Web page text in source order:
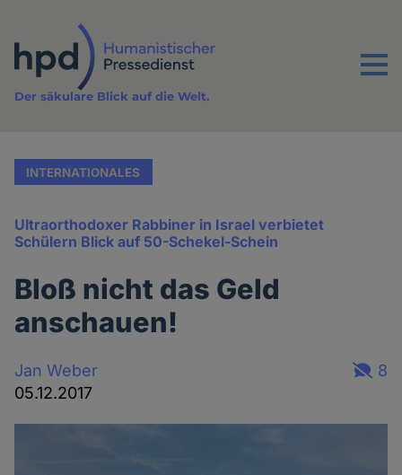
Inhalt
Menu
Der säkulare Blick auf die Welt.
INTERNATIONALES
Ultraorthodoxer Rabbiner in Israel verbietet
Schülern Blick auf 50-Schekel-Schein
Bloß nicht das Geld
anschauen!
Jan Weber
05.12.2017
8